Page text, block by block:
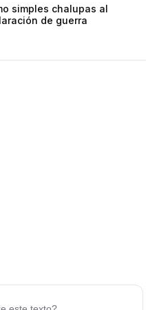
simples chalupas al
de guerra